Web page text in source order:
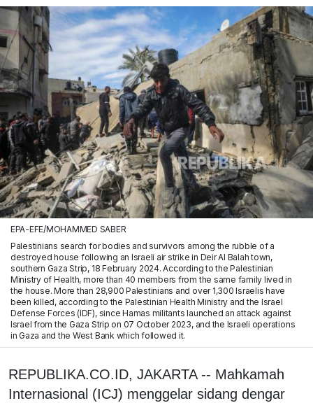
EPA-EFE/MOHAMMED SABER
Palestinians search for bodies and survivors among the rubble of a
destroyed house following an Israeli air strike in Deir Al Balah town,
southern Gaza Strip, 18 February 2024. According to the Palestinian
Ministry of Health, more than 40 members from the same family lived in
the house. More than 28,900 Palestinians and over 1,300 Israelis have
been killed, according to the Palestinian Health Ministry and the Israel
Defense Forces (IDF), since Hamas militants launched an attack against
Israel from the Gaza Strip on 07 October 2023, and the Israeli operations
in Gaza and the West Bank which followed it.
REPUBLIKA.CO.ID, JAKARTA -- Mahkamah
Internasional (ICJ) menggelar sidang dengar